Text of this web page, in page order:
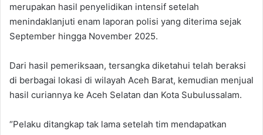
merupakan hasil penyelidikan intensif setelah
menindaklanjuti enam laporan polisi yang diterima sejak
September hingga November 2025.
Dari hasil pemeriksaan, tersangka diketahui telah beraksi
di berbagai lokasi di wilayah Aceh Barat, kemudian menjual
hasil curiannya ke Aceh Selatan dan Kota Subulussalam.
“Pelaku ditangkap tak lama setelah tim mendapatkan